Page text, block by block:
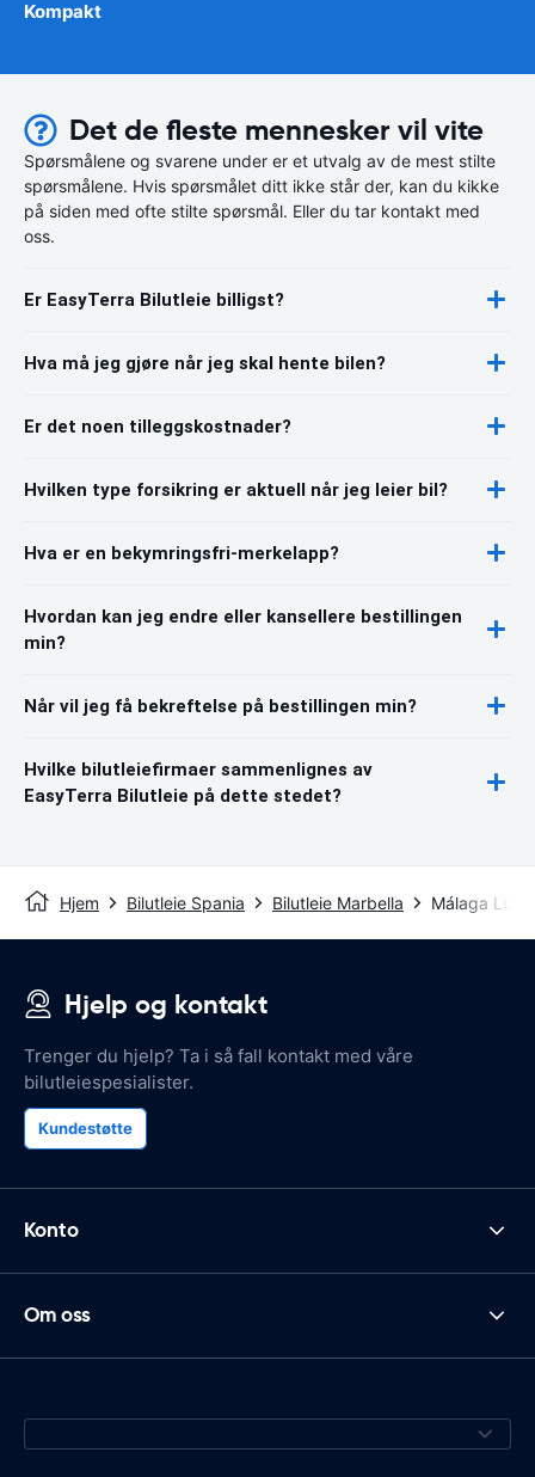
Kompakt
Det de fleste mennesker vil vite
Spørsmålene og svarene under er et utvalg av de mest stilte
spørsmålene. Hvis spørsmålet ditt ikke står der, kan du kikke
på siden med ofte stilte spørsmål. Eller du tar kontakt med
oss.
Er EasyTerra Bilutleie billigst?
Hva må jeg gjøre når jeg skal hente bilen?
Er det noen tilleggskostnader?
Hvilken type forsikring er aktuell når jeg leier bil?
Hva er en bekymringsfri-merkelapp?
Hvordan kan jeg endre eller kansellere bestillingen
min?
Når vil jeg få bekreftelse på bestillingen min?
Hvilke bilutleiefirmaer sammenlignes av
EasyTerra Bilutleie på dette stedet?
Hjem Bilutleie Spania Bilutleie Marbella Málaga
Hjelp og kontakt
Trenger du hjelp? Ta i så fall kontakt med våre
bilutleiespesialister.
Kundestøtte
Konto
Om oss